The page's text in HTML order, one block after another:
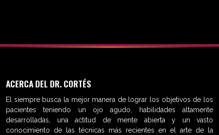
ACERCA DEL DR. CORTÉS
El siempre busca la mejor manera de lograr los objetivos de los
pacientes teniendo un ojo agudo, habilidades altamente
desarrolladas, una actitud de mente abierta y un vasto
conocimiento de las técnicas más recientes en el arte de la